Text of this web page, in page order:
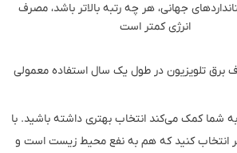
جهانی، هر چه رتبه بالاتر باشد، مصرف
انرژی کمتر است
برق تلویزیون در طول یک سال استفاده معمولی
به شما کمک می‌کند انتخاب بهتری داشته باشید. با
انتخاب کنید که هم به نفع محیط زیست است و